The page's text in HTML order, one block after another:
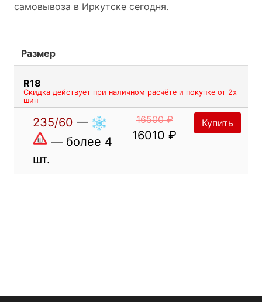
самовывоза в Иркутске сегодня.
Размер
R18
Скидка действует при наличном расчёте и покупке от 2х
шин
235/60 —
— более 4
шт.
16500 ₽
16010 ₽
Купить